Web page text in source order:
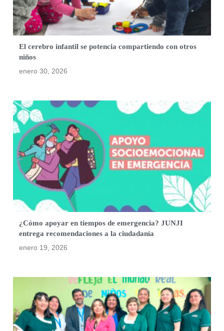
El cerebro infantil se potencia compartiendo con otros
niños
enero 30, 2026
¿Cómo apoyar en tiempos de emergencia? JUNJI
entrega recomendaciones a la ciudadanía
enero 19, 2026